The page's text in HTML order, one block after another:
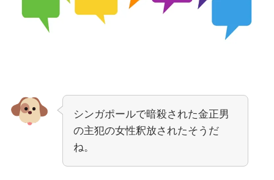
シンガポールで暗殺された金正男
の主犯の女性釈放されたそうだ
ね。